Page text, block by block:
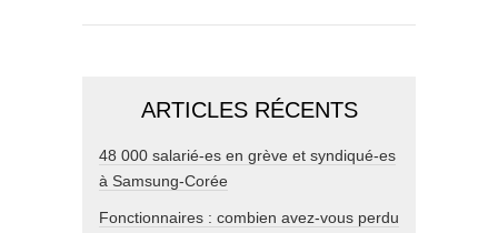
ARTICLES RÉCENTS
48 000 salarié-es en grève et syndiqué-es
à Samsung-Corée
Fonctionnaires : combien avez-vous perdu